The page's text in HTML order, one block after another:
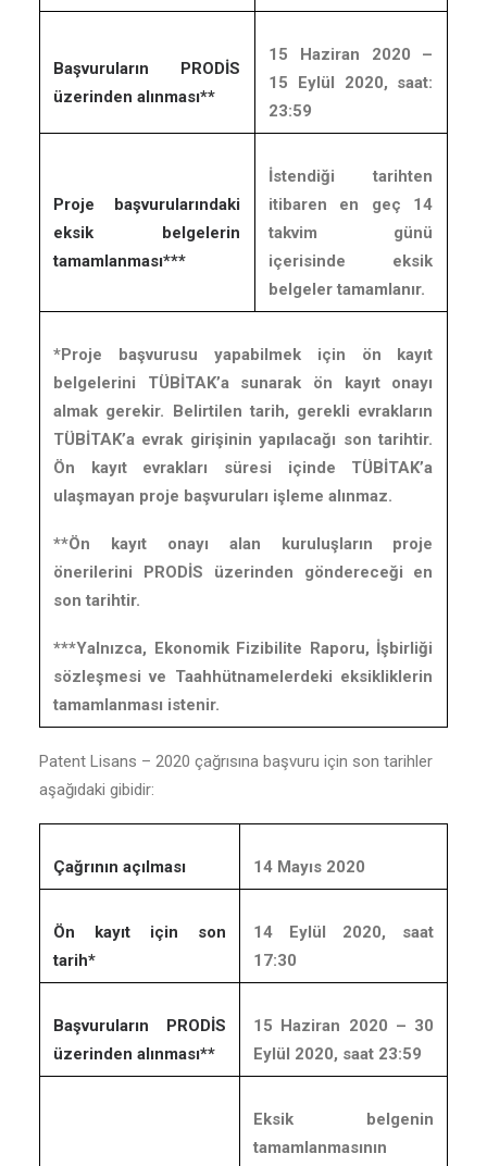
Başvuruların PRODİS
üzerinden alınması**
15 Haziran 2020 –
15 Eylül 2020, saat:
23:59
Proje başvurularındaki
eksik belgelerin
tamamlanması***
İstendiği tarihten
itibaren en geç 14
takvim günü
içerisinde eksik
belgeler tamamlanır.
*Proje başvurusu yapabilmek için ön kayıt
belgelerini TÜBİTAK’a sunarak ön kayıt onayı
almak gerekir. Belirtilen tarih, gerekli evrakların
TÜBİTAK’a evrak girişinin yapılacağı son tarihtir.
Ön kayıt evrakları süresi içinde TÜBİTAK’a
ulaşmayan proje başvuruları işleme alınmaz.
**Ön kayıt onayı alan kuruluşların proje
önerilerini PRODİS üzerinden göndereceği en
son tarihtir.
***Yalnızca, Ekonomik Fizibilite Raporu, İşbirliği
sözleşmesi ve Taahhütnamelerdeki eksikliklerin
tamamlanması istenir.
Patent Lisans – 2020 çağrısına başvuru için son tarihler
aşağıdaki gibidir:
Çağrının açılması 14 Mayıs 2020
Ön kayıt için son
tarih*
14 Eylül 2020, saat
17:30
Başvuruların PRODİS
üzerinden alınması**
15 Haziran 2020 – 30
Eylül 2020, saat 23:59
Eksik belgenin
tamamlanmasının